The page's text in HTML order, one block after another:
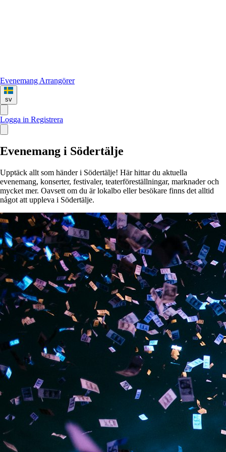
Evenemang Arrangörer
sv
Logga in Registrera
Evenemang i Södertälje
Upptäck allt som händer i Södertälje! Här hittar du aktuella
evenemang, konserter, festivaler, teaterföreställningar, marknader och
mycket mer. Oavsett om du är lokalbo eller besökare finns det alltid
något att uppleva i Södertälje.